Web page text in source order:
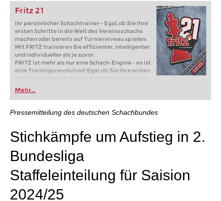
Fritz 21
Ihr persönlicher Schachtrainer - Egal, ob Sie Ihre
ersten Schritte in die Welt des Vereinsschachs
machen oder bereits auf Turnierniveau spielen:
Mit FRITZ trainieren Sie effizienter, intelligenter
und individueller als je zuvor.
FRITZ ist mehr als nur eine Schach-Engine – es ist
eine Trainingsrevolution! Egal, ob Sie Ihre ersten
Schritte in die Welt des Vereinsschachs machen
oder bereits auf Turnierniveau spielen: Mit
FRITZ trainieren Sie effizienter, intelligenter und
individueller als je zuvor.
Mehr...
Pressemitteilung des deutschen Schachbundes
Stichkämpfe um Aufstieg in 2.
Bundesliga
Staffeleinteilung für Saision
2024/25